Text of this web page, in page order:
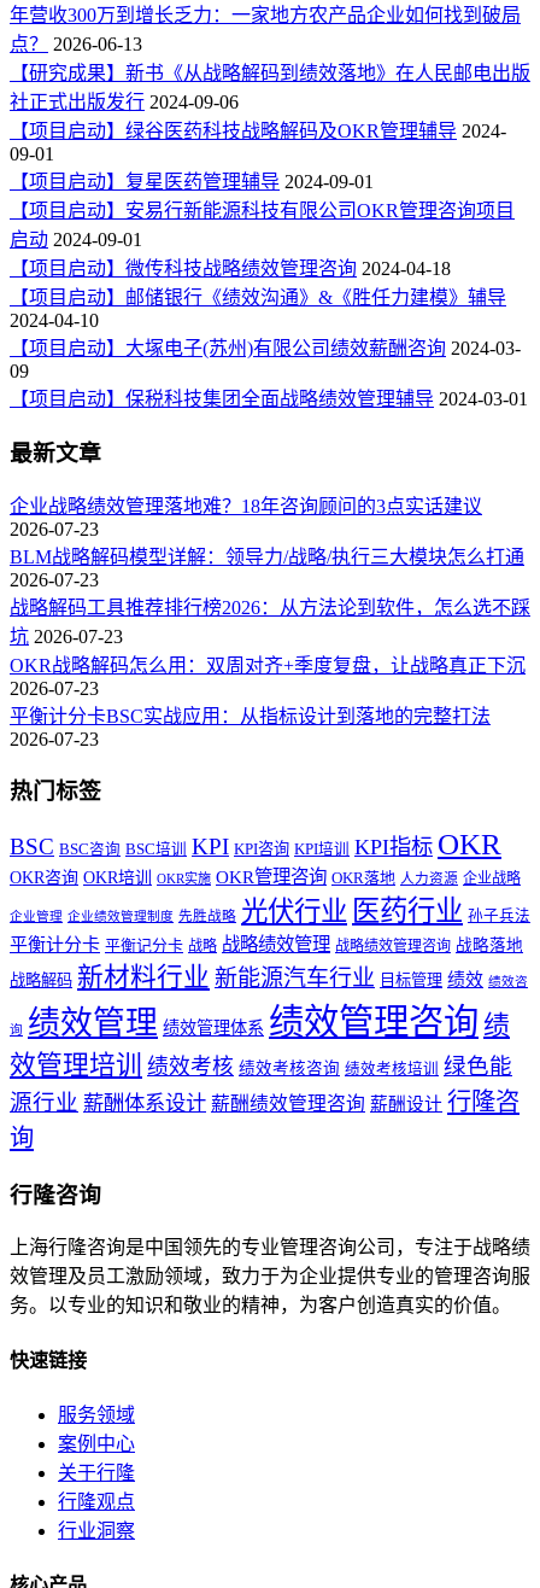
年营收300万到增长乏力：一家地方农产品企业如何找到破局
点？
2026-06-13
【研究成果】新书《从战略解码到绩效落地》在人民邮电出版
社正式出版发行 2024-09-06
【项目启动】绿谷医药科技战略解码及OKR管理辅导 2024-
09-01
【项目启动】复星医药管理辅导 2024-09-01
【项目启动】安易行新能源科技有限公司OKR管理咨询项目
启动 2024-09-01
【项目启动】微传科技战略绩效管理咨询 2024-04-18
【项目启动】邮储银行《绩效沟通》&《胜任力建模》辅导
2024-04-10
【项目启动】大塚电子(苏州)有限公司绩效薪酬咨询 2024-03-
09
【项目启动】保税科技集团全面战略绩效管理辅导 2024-03-01
最新文章
企业战略绩效管理落地难？18年咨询顾问的3点实话建议
2026-07-23
BLM战略解码模型详解：领导力/战略/执行三大模块怎么打通
2026-07-23
战略解码工具推荐排行榜2026：从方法论到软件，怎么选不踩
坑 2026-07-23
OKR战略解码怎么用：双周对齐+季度复盘，让战略真正下沉
2026-07-23
平衡计分卡BSC实战应用：从指标设计到落地的完整打法
2026-07-23
热门标签
BSC BSC咨询 BSC培训 KPI KPI咨询 KPI培训 KPI指标 OKR
OKR咨询 OKR培训 OKR实施 OKR管理咨询 OKR落地 人力资源 企业战略
企业管理 企业绩效管理制度 先胜战略 光伏行业 医药行业 孙子兵法
平衡计分卡 平衡记分卡 战略 战略绩效管理 战略绩效管理咨询 战略落地
战略解码 新材料行业 新能源汽车行业 目标管理 绩效 绩效咨
询 绩效管理 绩效管理体系 绩效管理咨询 绩
效管理培训 绩效考核 绩效考核咨询 绩效考核培训
绿色能
源行业 薪酬体系设计 薪酬绩效管理咨询 薪酬设计 行隆咨
询
行隆咨询
上海行隆咨询是中国领先的专业管理咨询公司，专注于战略绩
效管理及员工激励领域，致力于为企业提供专业的管理咨询服
务。以专业的知识和敬业的精神，为客户创造真实的价值。
快速链接
服务领域
案例中心
关于行隆
行隆观点
行业洞察